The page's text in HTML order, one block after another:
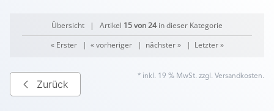
Übersicht | Artikel 15 von 24 in dieser Kategorie
« Erster| « vorheriger| nächster »| Letzter »
Zurück
* inkl. 19 % MwSt. zzgl. Versandkosten.